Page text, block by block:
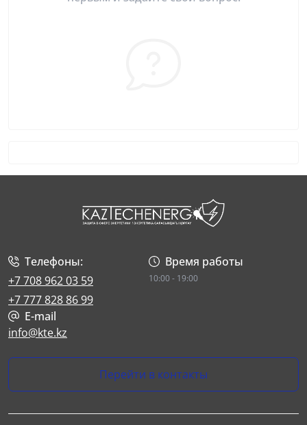
Телефоны:
+7 708 962 03 59
+7 777 828 86 99
Время работы
10:00 - 19:00
E-mail
info@kte.kz
Перейти в контакты